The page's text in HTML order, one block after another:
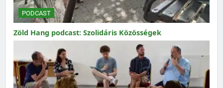
PODCAST
Zöld Hang podcast: Szolidáris Közösségek